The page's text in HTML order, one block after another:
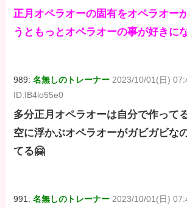
正月オペラオーの固有をオペラオー
うともっとオペラオーの事が好きに
989:名無しのトレーナー 2023/10/01(日)
ID:IB4lo55e0
多分正月オペラオーは自分で作って
空に浮かぶオペラオーがガビガビな
てる🤗
991:名無しのトレーナー 2023/10/01(日)